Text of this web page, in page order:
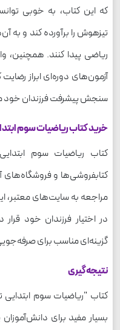
که این کتاب، به خوبی
تیزهوش را برآورده کند و به
ریاضی پیدا کنند. همچنین،
آزمون‌های دوره‌ای ابراز رضایت
سنجش پیشرفت فرزندان خود
خرید کتاب ریاضیات سوم
کتاب ریاضیات سوم
کتابفروشی‌ها و فروشگاه‌های
مراجعه به سایت‌های معتبر،
در اختیار فرزندان خود
گزینه‌ای مناسب برای
نتیجه‌گیری
کتاب "ریاضیات سوم
بسیار مفید برای